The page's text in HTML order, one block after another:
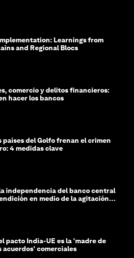
Learnings from
and Regional Blocs
comercio y delitos financieros:
hacer los bancos
países del Golfo frenan el crimen
4 medidas clave
independencia del banco central
en medio de la agitación
pacto India-UE es la 'madre de
acuerdos' comerciales